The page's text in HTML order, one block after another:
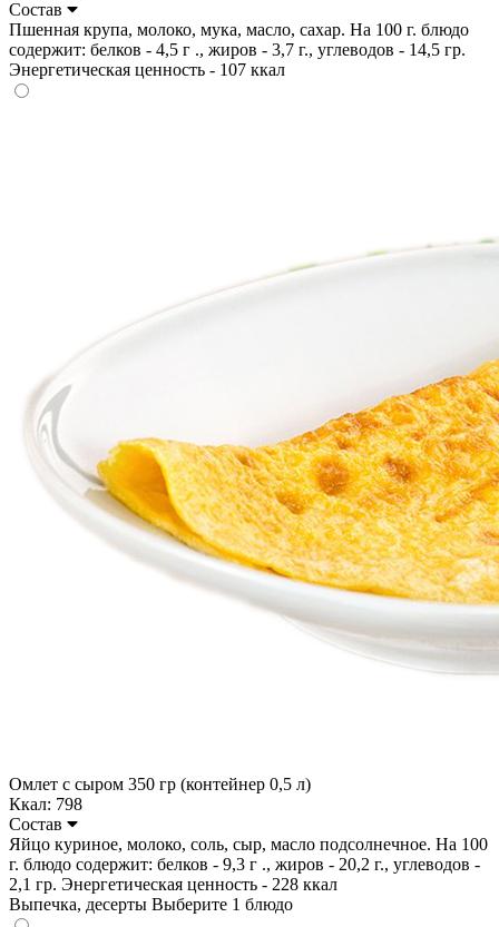
Состав
Пшенная крупа, молоко, мука, масло, сахар. На 100 г. блюдо
содержит: белков - 4,5 г ., жиров - 3,7 г., углеводов - 14,5 гр.
Энергетическая ценность - 107 ккал
Омлет с сыром 350 гр (контейнер 0,5 л)
Ккал: 798
Состав
Яйцо куриное, молоко, соль, сыр, масло подсолнечное. На 100
г. блюдо содержит: белков - 9,3 г ., жиров - 20,2 г., углеводов -
2,1 гр. Энергетическая ценность - 228 ккал
Выпечка, десерты Выберите 1 блюдо